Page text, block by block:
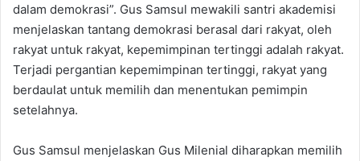
dalam demokrasi”. Gus Samsul mewakili santri akademisi
menjelaskan tantang demokrasi berasal dari rakyat, oleh
rakyat untuk rakyat, kepemimpinan tertinggi adalah rakyat.
Terjadi pergantian kepemimpinan tertinggi, rakyat yang
berdaulat untuk memilih dan menentukan pemimpin
setelahnya.
Gus Samsul menjelaskan Gus Milenial diharapkan memilih